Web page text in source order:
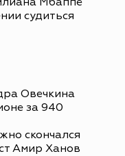
судиться
Овечкина
за 940
скончался
Амир Ханов